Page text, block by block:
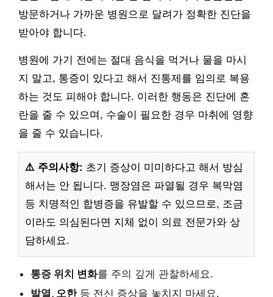
방문하거나 가까운 병원으로 달려가 정확한 진단을
받아야 합니다.
병원에 가기 전에는 절대 음식을 먹거나 물을 마시
지 말고, 통증이 있다고 해서 진통제를 임의로 복용
하는 것도 피해야 합니다. 이러한 행동은 진단에 혼
란을 줄 수 있으며, 수술이 필요한 경우 마취에 영향
을 줄 수 있습니다.
⚠️ 주의사항: 초기 증상이 미미하다고 해서 방심
해서는 안 됩니다. 맹장염은 파열될 경우 복막염
등 치명적인 합병증을 유발할 수 있으므로, 조금
이라도 의심된다면 지체 없이 의료 전문가와 상
담하세요.
통증 위치 변화를 주의 깊게 관찰하세요.
발열, 오한등 전신 증상을 놓치지 마세요.